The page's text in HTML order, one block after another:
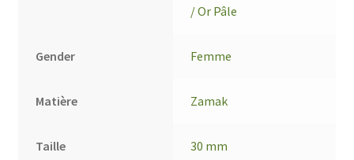
/ Or Pâle
Gender Femme
Matière Zamak
Taille 30 mm